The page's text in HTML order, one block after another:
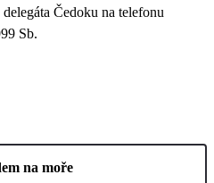
Čedoku na telefonu
Sb.
na moře